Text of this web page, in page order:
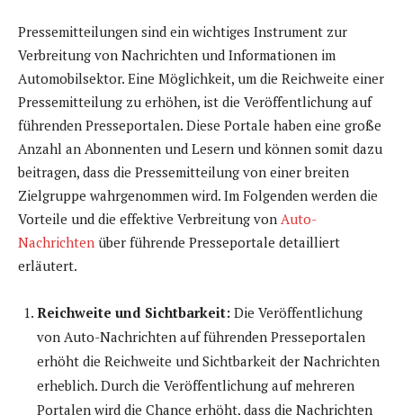
Pressemitteilungen sind ein wichtiges Instrument zur
Verbreitung von Nachrichten und Informationen im
Automobilsektor. Eine Möglichkeit, um die Reichweite einer
Pressemitteilung zu erhöhen, ist die Veröffentlichung auf
führenden Presseportalen. Diese Portale haben eine große
Anzahl an Abonnenten und Lesern und können somit dazu
beitragen, dass die Pressemitteilung von einer breiten
Zielgruppe wahrgenommen wird. Im Folgenden werden die
Vorteile und die effektive Verbreitung von Auto-
Nachrichten über führende Presseportale detailliert
erläutert.
Reichweite und Sichtbarkeit: Die Veröffentlichung
von Auto-Nachrichten auf führenden Presseportalen
erhöht die Reichweite und Sichtbarkeit der Nachrichten
erheblich. Durch die Veröffentlichung auf mehreren
Portalen wird die Chance erhöht, dass die Nachrichten